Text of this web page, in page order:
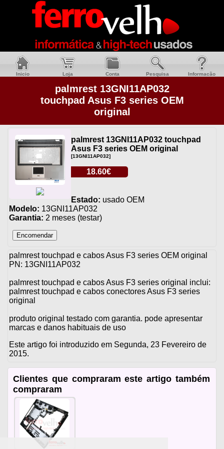
Inicio Loja Conta Pesquisa Informacão
palmrest 13GNI11AP032
touchpad Asus F3 series OEM
original
palmrest 13GNI11AP032 touchpad
Asus F3 series OEM original
[13GNI11AP032]
18.60€
Estado: usado OEM
Modelo: 13GNI11AP032
Garantia: 2 meses (testar)
palmrest touchpad e cabos Asus F3 series OEM original
PN: 13GNI11AP032
palmrest touchpad e cabos Asus F3 series original inclui:
palmrest touchpad e cabos conectores Asus F3 series
original
produto original testado com garantia. pode apresentar
marcas e danos habituais de uso
Este artigo foi introduzido em Segunda, 23 Fevereiro de
2015.
Clientes que compraram este artigo também
compraram